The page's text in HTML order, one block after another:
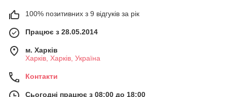
100% позитивних з 9 відгуків за рік
Працює з 28.05.2014
м. Харків
Харків, Харків, Україна
Контакти
Сьогодні працює з 08:00 до 18:00